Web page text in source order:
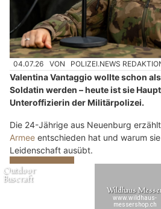
04.07.26 VON POLIZEI.NEWS
Valentina Vantaggio wollte schon
Soldatin werden – heute ist sie
Unteroffizierin der Militärpolizei.
Die 24-Jährige aus Neuenburg
Armee entschieden hat und warum
Leidenschaft ausübt.
Weiterlesen